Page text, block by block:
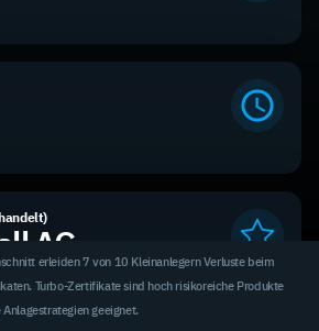
AG
erleiden 7 von 10 Kleinanlegern Verluste beim
Turbo-Zertifikate sind hoch risikoreiche Produkte
geeignet.